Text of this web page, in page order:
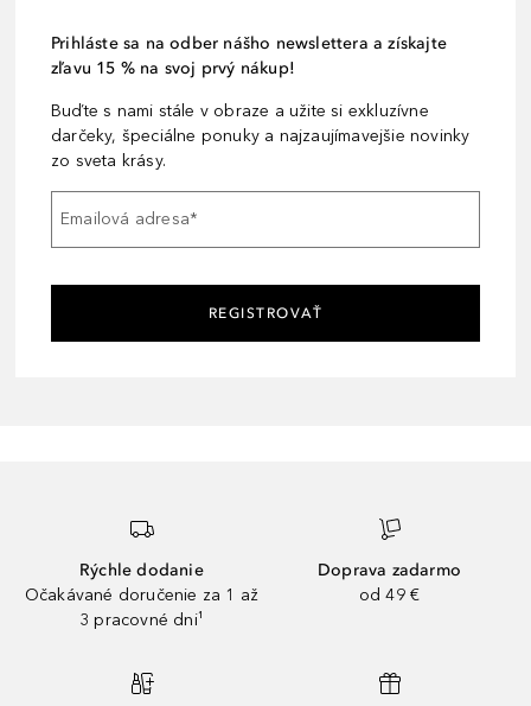
Prihláste sa na odber nášho newslettera a získajte
zľavu 15 % na svoj prvý nákup!
Buďte s nami stále v obraze a užite si exkluzívne
darčeky, špeciálne ponuky a najzaujímavejšie novinky
zo sveta krásy.
Emailová adresa*
REGISTROVAŤ
Rýchle dodanie
Očakávané doručenie za 1 až
3 pracovné dni¹
Doprava zadarmo
od 49 €